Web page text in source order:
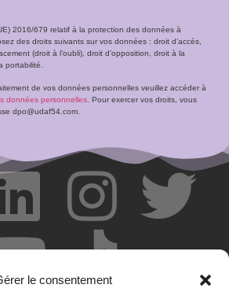
le consentement
2016/679 relatif à la protection des données à
des droits suivants sur vos données : droit d’accès,
(droit à l’oubli), droit d’opposition, droit à la
portabilité.
de vos données personnelles veuillez accéder à
données personnelles. Pour exercer vos droits, vous
dpo@udaf54.com.